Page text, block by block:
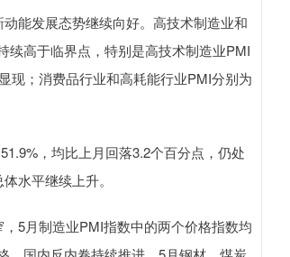
能发展态势继续向好。高技术制造业和
续高于临界点，特别是高技术制造业PMI
现；消费品行业和高耗能行业PMI分别为
，均比上月回落3.2个百分点，仍处
水平继续上升。
5月制造业PMI指数中的两个价格指数均